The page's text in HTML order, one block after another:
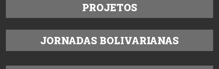
PROJETOS
JORNADAS BOLIVARIANAS